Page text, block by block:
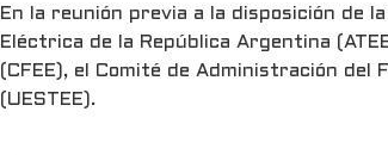
En la reunión previa a la disposición de
Eléctrica de la República Argentina
(CFEE), el Comité de Administración
(UESTEE).